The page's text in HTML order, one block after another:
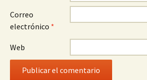
Correo
electrónico *
Web